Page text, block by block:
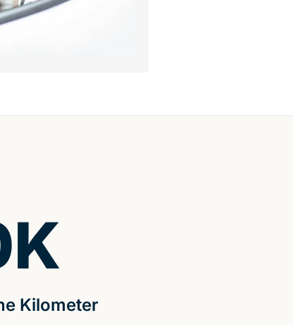
Kilometer
K